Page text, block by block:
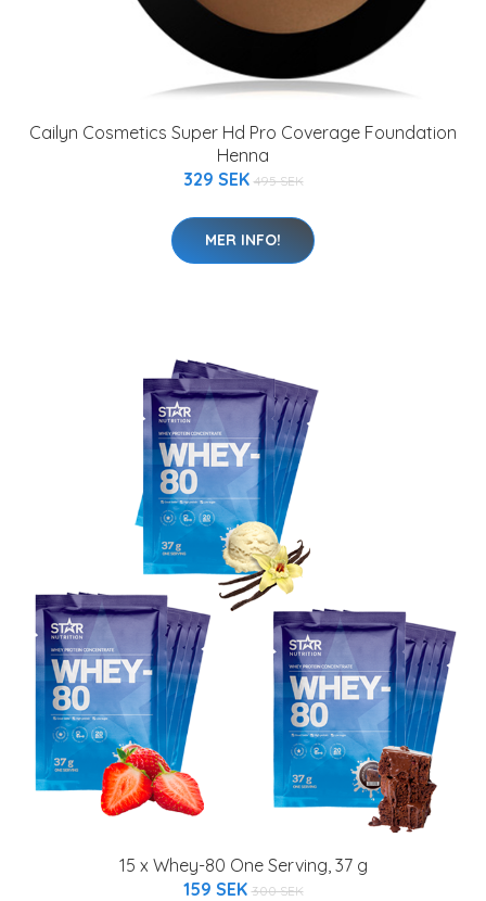
Cailyn Cosmetics Super Hd Pro Coverage Foundation
Henna
329 SEK 495 SEK
MER INFO!
15 x Whey-80 One Serving, 37 g
159 SEK 300 SEK